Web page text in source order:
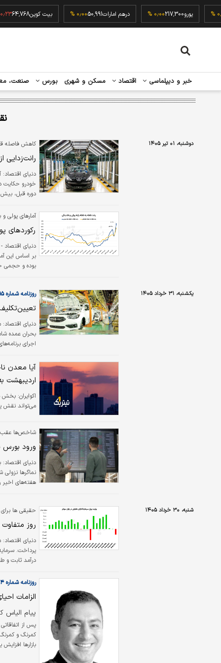
یورو217,300 درهم امارات50,991 بیت کوین
خبر و دیپلماسی اقتصاد مسکن و شهری بورس صنعت،
دوشنبه، ۰۱ تیر ۱۴۰۵ کاهش فاصله
دنیای اقتصاد:
و کاهش فاصله
آمارهای پولی
رکوردهای
دنیای
خردادماه و اسفندماه سال۱۴۰۴ و
یکشنبه، ۳۱ خرداد ۱۴۰۵ روزنامه شماره ۶۵۹۵
تعیین‌تکلیف ۶۰ شرکت تابعه
بحران عمده
بازار عرضه
اردیبهشت
اکوایران: بخش
می‌تواند نقش
شاخص‌ها عقب
ورود بورس
دنیای اقتصاد:
هفته‌های اخیر
شنبه، ۳۰ خرداد ۱۴۰۵ حقیقی ها
روز متفاوت
دنیای اقتصاد:
درآمد ثابت و طلا
روزنامه شماره ۶۵۹۴
الزامات
پیام الیاس
کمرنگ و
بازارها